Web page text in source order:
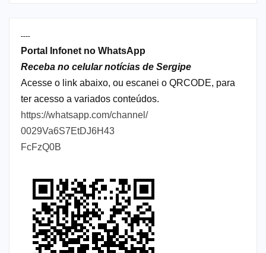
----
Portal Infonet no WhatsApp
Receba no celular notícias de Sergipe
Acesse o link abaixo, ou escanei o QRCODE, para
ter acesso a variados conteúdos.
https://whatsapp.com/channel/
0029Va6S7EtDJ6H43
FcFzQ0B